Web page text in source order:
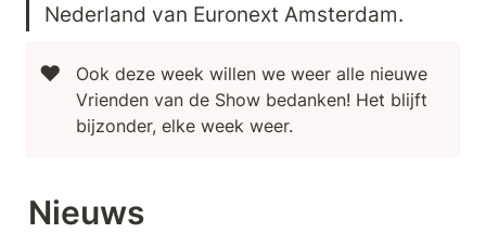
Nederland van Euronext Amsterdam.
❤️
Ook deze week willen we weer alle nieuwe
Vrienden van de Show bedanken! Het blijft
bijzonder, elke week weer.
Nieuws